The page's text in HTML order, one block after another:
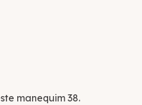
manequim 38.